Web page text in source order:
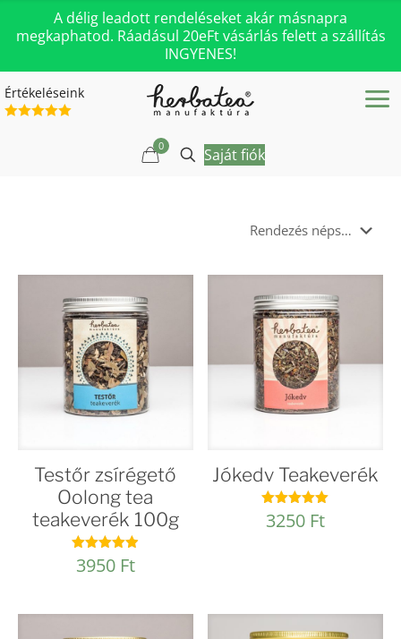
A délig leadott rendeléseket akár másnapra
megkaphatod. Ráadásul 20eFt vásárlás felett a szállítás
INGYENES!
Értékeléseink
0 Saját fiók
Testőr zsírégető
Oolong tea
teakeverék 100g
Értékelés:
4.92
3950 Ft
Jókedv Teakeverék
Értékelés:
5.00
3250 Ft